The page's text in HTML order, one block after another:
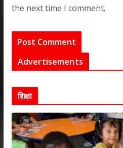
the next time I comment.
Advertisements
शिक्षा